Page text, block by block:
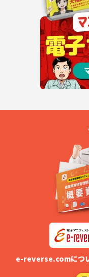
e-reverse.comについ